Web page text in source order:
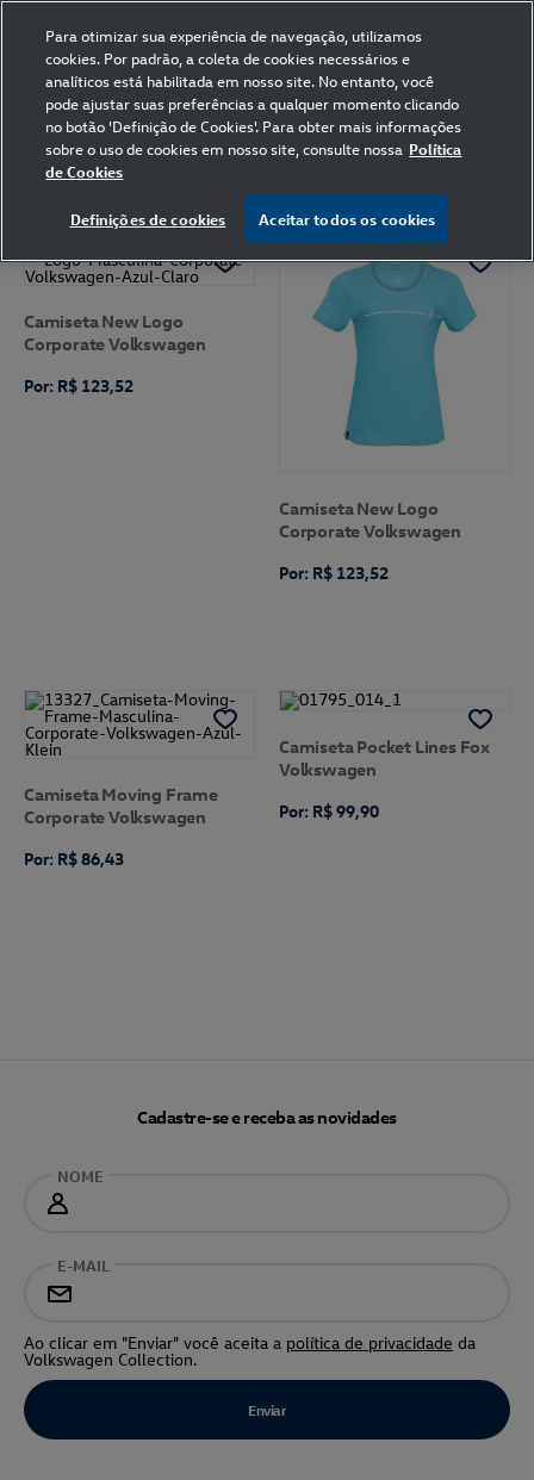
Home Volkswagen Vestuário Camiseta M Azul Royal
FILTRAR
Camiseta New Logo
Corporate Volkswagen
Por: R$ 123,52
Camiseta New Logo
Corporate Volkswagen
Por: R$ 123,52
Camiseta Moving Frame
Corporate Volkswagen
Por: R$ 86,43
Camiseta Pocket Lines Fox
Volkswagen
Por: R$ 99,90
Cadastre-se e receba as novidades
NOME
E-MAIL
Ao clicar em "Enviar" você aceita a política de privacidade da
Volkswagen Collection.
Para otimizar sua experiência de navegação, utilizamos
cookies. Por padrão, a coleta de cookies necessários e
analíticos está habilitada em nosso site. No entanto, você
pode ajustar suas preferências a qualquer momento clicando
no botão 'Definição de Cookies'. Para obter mais informações
sobre o uso de cookies em nosso site, consulte nossa Política
de Cookies
Definições de cookies Aceitar todos os cookies